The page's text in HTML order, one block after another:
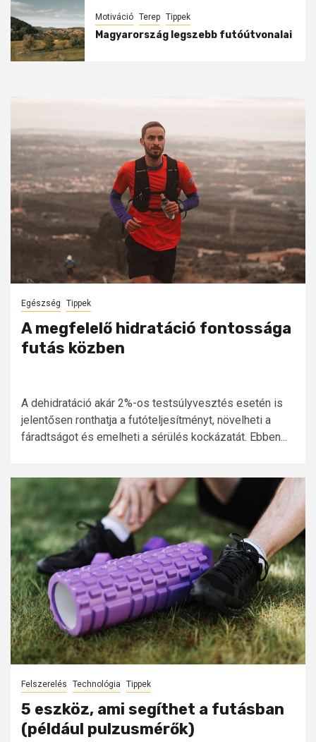
Motiváció Terep Tippek
Magyarország legszebb futóútvonalai
Egészség Tippek
A megfelelő hidratáció fontossága
futás közben
A dehidratáció akár 2%-os testsúlyvesztés esetén is
jelentősen ronthatja a futóteljesítményt, növelheti a
fáradtságot és emelheti a sérülés kockázatát. Ebben...
Felszerelés Technológia Tippek
5 eszköz, ami segíthet a futásban
(például pulzusmérők)